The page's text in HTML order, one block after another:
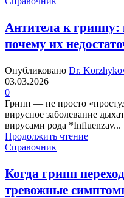
Антитела к
почему их
Опубликовано Dr.
03.03.2026
0
Грипп — не просто
вирусное заболевание
вирусами рода *Influenzav...
Продолжить чтение
Справочник
Когда грипп
тревожные